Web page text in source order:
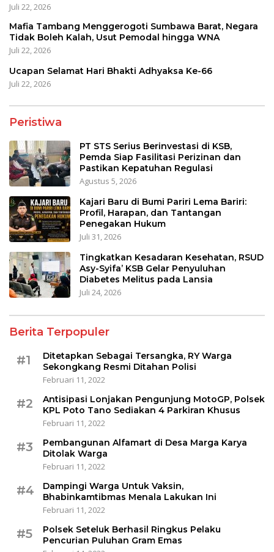
Juli 22, 2026
Mafia Tambang Menggerogoti Sumbawa Barat, Negara
Tidak Boleh Kalah, Usut Pemodal hingga WNA
Juli 22, 2026
Ucapan Selamat Hari Bhakti Adhyaksa Ke-66
Juli 22, 2026
Peristiwa
PT STS Serius Berinvestasi di KSB,
Pemda Siap Fasilitasi Perizinan dan
Pastikan Kepatuhan Regulasi
Agustus 5, 2026
Kajari Baru di Bumi Pariri Lema Bariri:
Profil, Harapan, dan Tantangan
Penegakan Hukum
Juli 31, 2026
Tingkatkan Kesadaran Kesehatan, RSUD
Asy-Syifa’ KSB Gelar Penyuluhan
Diabetes Melitus pada Lansia
Juli 24, 2026
Berita Terpopuler
#1
Ditetapkan Sebagai Tersangka, RY Warga
Sekongkang Resmi Ditahan Polisi
Februari 11, 2022
#2
Antisipasi Lonjakan Pengunjung MotoGP, Polsek
KPL Poto Tano Sediakan 4 Parkiran Khusus
Februari 11, 2022
#3
Pembangunan Alfamart di Desa Marga Karya
Ditolak Warga
Februari 11, 2022
#4
Dampingi Warga Untuk Vaksin,
Bhabinkamtibmas Menala Lakukan Ini
Februari 11, 2022
#5
Polsek Seteluk Berhasil Ringkus Pelaku
Pencurian Puluhan Gram Emas